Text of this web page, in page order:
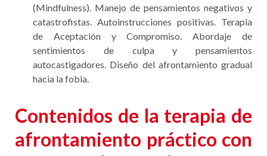
(Mindfulness). Manejo de pensamientos negativos y
catastrofistas. Autoinstrucciones positivas. Terapia
de Aceptación y Compromiso. Abordaje de
sentimientos de culpa y pensamientos
autocastigadores. Diseño del afrontamiento gradual
hacia la fobia.
Contenidos de la terapia de
afrontamiento práctico con